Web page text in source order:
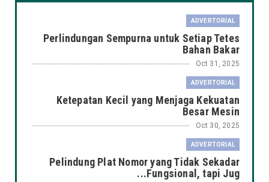
ADVERTORIAL
Perlindungan Sempurna untuk Setiap Tetes
Bahan Bakar
Oct 31, 2025
ADVERTORIAL
Ketepatan Kecil yang Menjaga Kekuatan
Besar Mesin
Oct 30, 2025
ADVERTORIAL
Pelindung Plat Nomor yang Tidak Sekadar
Fungsional, tapi Jug...